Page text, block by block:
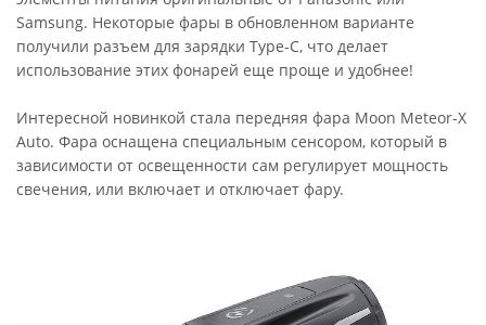
Samsung. Некоторые фары в обновленном варианте
получили разъем для зарядки Type-C, что делает
использование этих фонарей еще проще и удобнее!
Интересной новинкой стала передняя фара Moon Meteor-X
Auto. Фара оснащена специальным сенсором, который в
зависимости от освещенности сам регулирует мощность
свечения, или включает и отключает фару.